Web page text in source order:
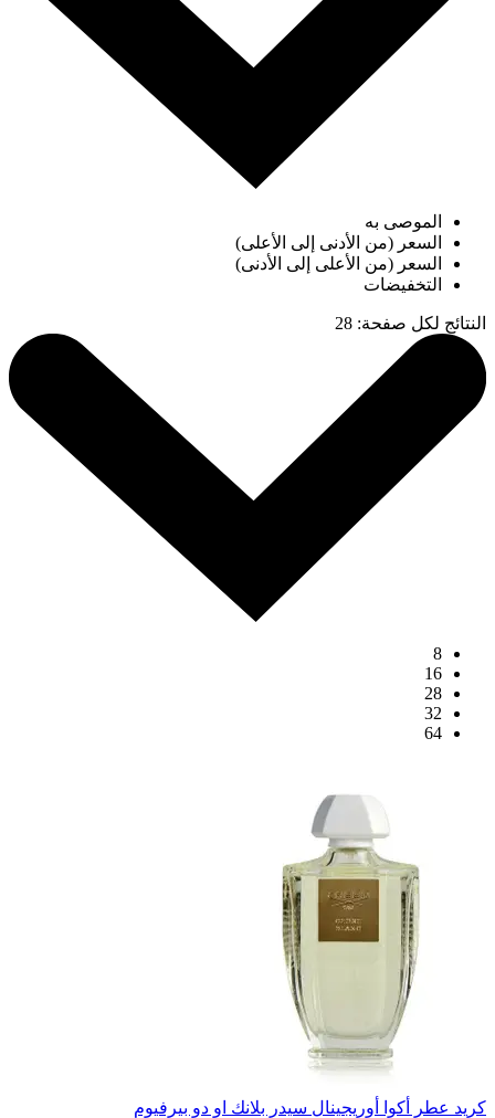
الموصى به
السعر (من الأدنى إلى الأعلى)
السعر (من الأعلى إلى الأدنى)
التخفيضات
النتائج لكل صفحة:
28
8
16
28
32
64
كريد عطر أكوا أوريجينال سيدر بلانك او دو بيرفيوم